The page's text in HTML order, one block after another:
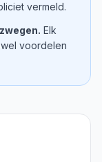
vermeld.
Elk
voordelen